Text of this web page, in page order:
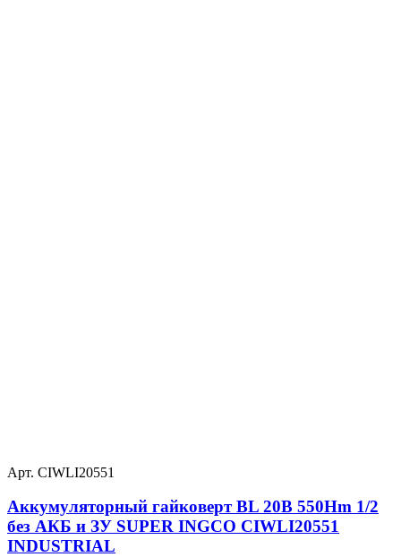
Арт. CIWLI20551
Аккумуляторный гайковерт BL 20В 550Hm 1/2
без АКБ и ЗУ SUPER INGCO CIWLI20551
INDUSTRIAL